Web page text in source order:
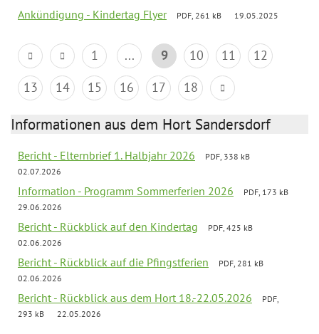
Ankündigung - Kindertag Flyer PDF, 261 kB 19.05.2025
1 ... 9 10 11
12
13
14 15 16 17 18
Informationen aus dem Hort Sandersdorf
Bericht - Elternbrief 1. Halbjahr 2026
PDF, 338 kB
02.07.2026
Information - Programm Sommerferien 2026
PDF, 173 kB
29.06.2026
Bericht - Rückblick auf den Kindertag
PDF, 425 kB
02.06.2026
Bericht - Rückblick auf die Pfingstferien
PDF, 281 kB
02.06.2026
Bericht - Rückblick aus dem Hort 18.-22.05.2026
PDF,
293 kB
22.05.2026